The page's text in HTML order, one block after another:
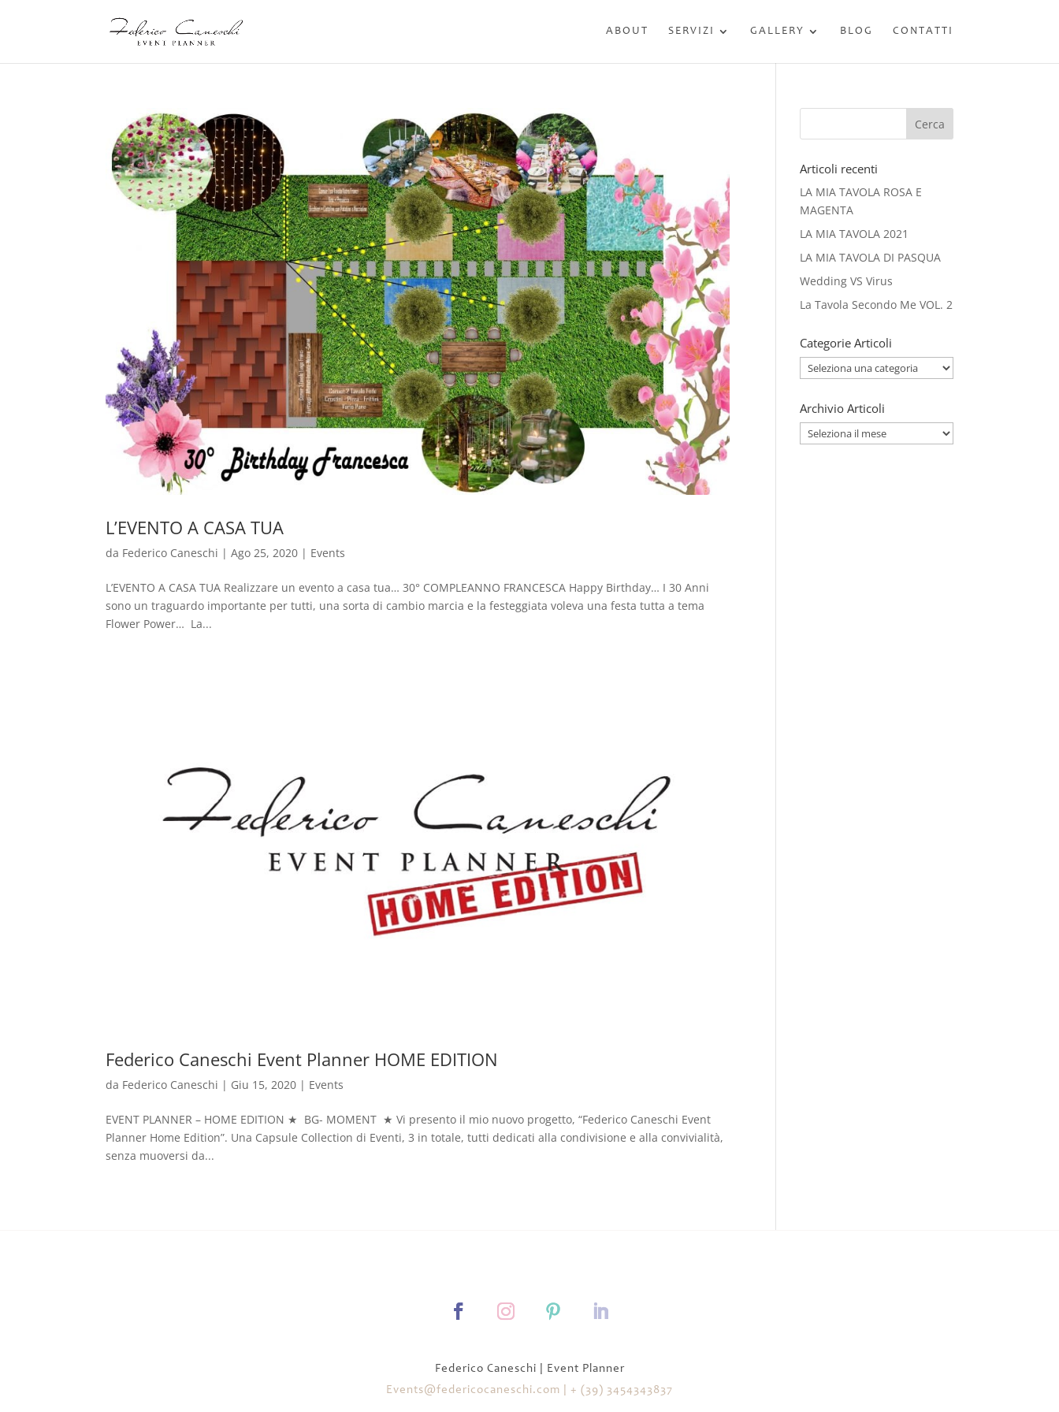
ABOUT SERVIZI GALLERY BLOG CONTATTI
L’EVENTO A CASA TUA
da Federico Caneschi |Ago 25, 2020 | Events
L’EVENTO A CASA TUA Realizzare un evento a casa tua… 30° COMPLEANNO FRANCESCA Happy Birthday… I 30 Anni
sono un traguardo importante per tutti, una sorta di cambio marcia e la festeggiata voleva una festa tutta a tema
Flower Power… La...
Federico Caneschi Event Planner HOME EDITION
da Federico Caneschi | Giu 15, 2020 | Events
EVENT PLANNER – HOME EDITION ★ BG- MOMENT ★ Vi presento il mio nuovo progetto, “Federico Caneschi Event
Planner Home Edition”. Una Capsule Collection di Eventi, 3 in totale, tutti dedicati alla condivisione e alla convivialità,
senza muoversi da...
Articoli recenti
LA MIA TAVOLA ROSA E
MAGENTA
LA MIA TAVOLA 2021
LA MIA TAVOLA DI PASQUA
Wedding VS Virus
La Tavola Secondo Me VOL. 2
Categorie Articoli
Categorie
Articoli
Archivio Articoli
Archivio
Articoli
Federico Caneschi | Event Planner
Events@federicocaneschi.com
+ (39) 3454343837